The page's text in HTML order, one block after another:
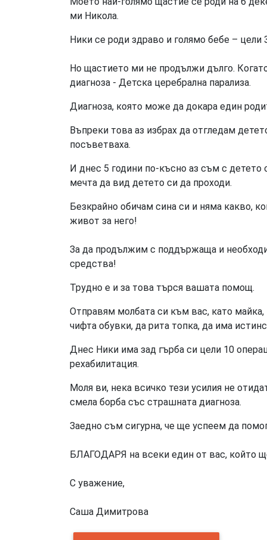
ми Никола.
Ники се роди здраво и голямо бебе – цели
Но щастието ми не продължи дълго.
диагноза - Детска церебрална парализа.
Диагноза, която може да докара един
Въпреки това аз избрах да отгледам
посъветваха.
И днес 5 години по-късно аз съм с детето
мечта да вид детето си да проходи.
Безкрайно обичам сина си и няма какво,
живот за него!
За да продължим с поддържаща и
средства!
Трудно е и за това търся вашата помощ.
Отправям молбата си към вас, като
чифта обувки, да рита топка, да има
Днес Ники има зад гърба си цели 10
рехабилитация.
Моля ви, нека всичко тези усилия не
смела борба със страшната диагноза.
Заедно съм сигурна, че ще успеем да
БЛАГОДАРЯ на всеки един от вас, който
С уважение,
Саша Димитрова